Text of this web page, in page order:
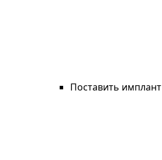
Поставить имплант